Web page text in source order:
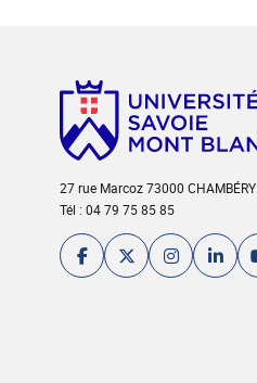
27 rue Marcoz 73000 CHAMBÉRY
Tél : 04 79 75 85 85